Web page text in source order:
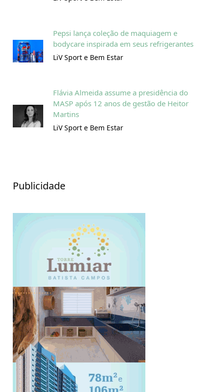
Pepsi lança coleção de maquiagem e
bodycare inspirada em seus refrigerantes
LiV Sport e Bem Estar
Flávia Almeida assume a presidência do
MASP após 12 anos de gestão de Heitor
Martins
LiV Sport e Bem Estar
Publicidade